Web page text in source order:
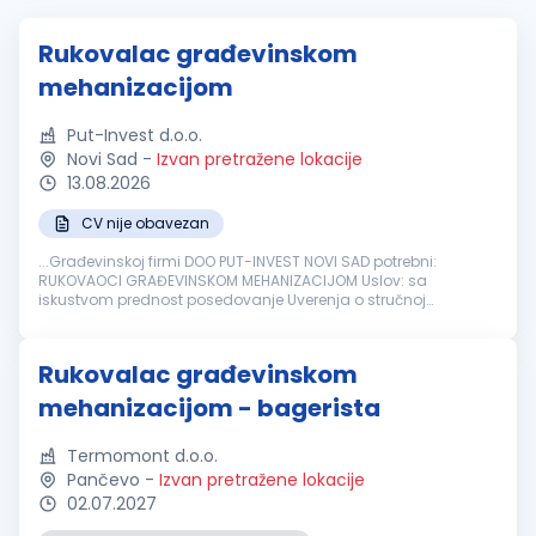
Rukovalac građevinskom
mehanizacijom
Put-Invest d.o.o.
Novi Sad - Izvan pretražene lokacije
13.08.2026
CV nije obavezan
...Građevinskoj firmi DOO PUT-INVEST NOVI SAD potrebni:
RUKOVAOCI GRAĐEVINSKOM MEHANIZACIJOM Uslov: sa
iskustvom prednost posedovanje Uverenja o stručnoj
Rukovalac građevinskom
mehanizacijom - bagerista
Termomont d.o.o.
Pančevo - Izvan pretražene lokacije
02.07.2027